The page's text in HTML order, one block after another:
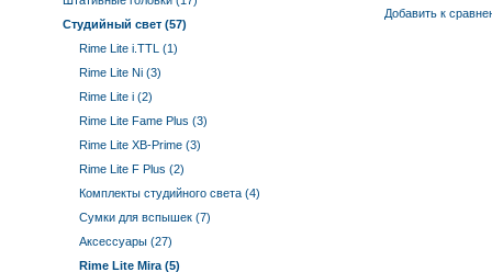
Студийный свет (57)
Rime Lite i.TTL (1)
Rime Lite Ni (3)
Rime Lite i (2)
Rime Lite Fame Plus (3)
Rime Lite XB-Prime (3)
Rime Lite F Plus (2)
Комплекты студийного света (4)
Сумки для вспышек (7)
Аксессуары (27)
Rime Lite Mira (5)
Добавить к